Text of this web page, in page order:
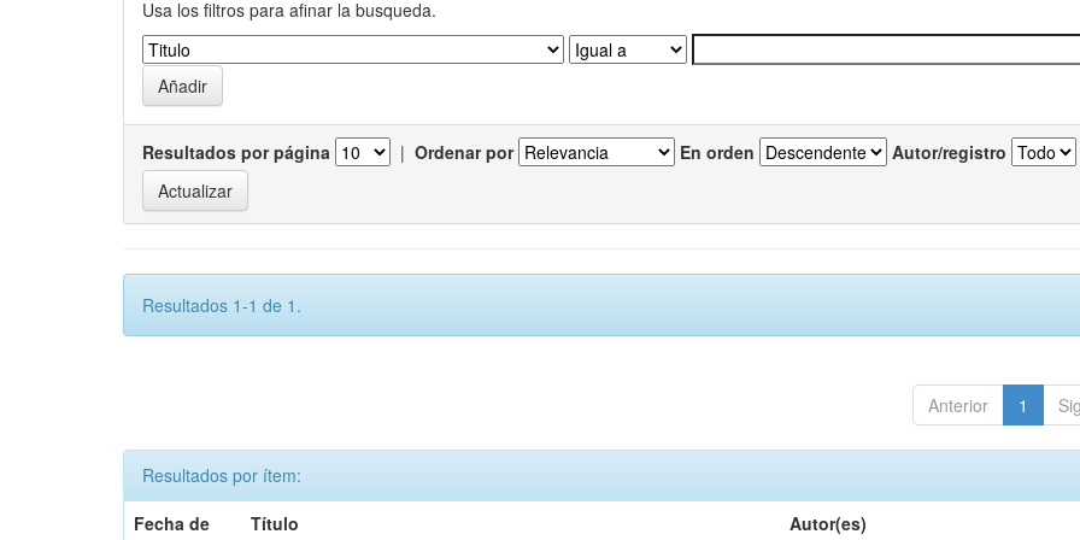
Usa los filtros para afinar la busqueda.
Resultados por página | Ordenar por En orden Autor/registro
Resultados 1-1 de 1.
Anterior 1
Resultados por ítem:
Fecha de
Título Autor(es)